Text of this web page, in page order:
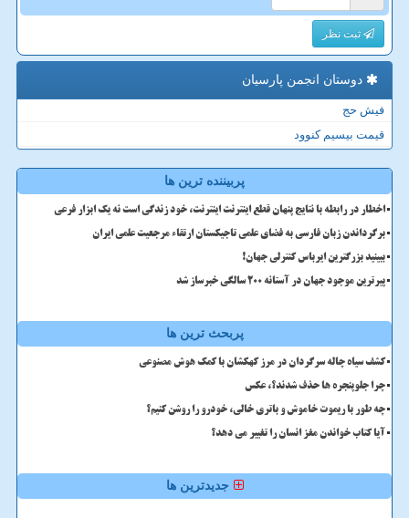
ثبت نظر
دوستان انجمن پارسیان
فیش حج
قیمت بیسیم کنوود
پربیننده ترین ها
اخطار در رابطه با نتایج پنهان قطع اینترنت اینترنت، خود زندگی است نه یک ابزار فرعی
برگرداندن زبان فارسی به فضای علمی تاجیکستان ارتقاء مرجعیت علمی ایران
ببینید بزرگترین ایرباس کنترلی جهان!
پیرترین موجود جهان در آستانه ۲۰۰ سالگی خبرساز شد
پربحث ترین ها
کشف سیاه چاله سرگردان در مرز کهکشان با کمک هوش مصنوعی
چرا جلوپنجره ها حذف شدند؟، عکس
چه طور با ریموت خاموش و باتری خالی، خودرو را روشن کنیم؟
آیا کتاب خواندن مغز انسان را تغییر می دهد؟
جدیدترین ها